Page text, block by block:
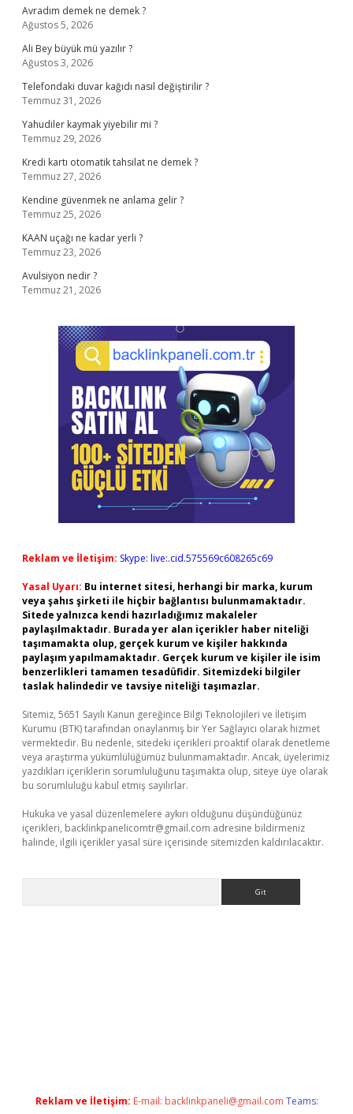
Avradım demek ne demek ?
Ağustos 5, 2026
Ali Bey büyük mü yazılır ?
Ağustos 3, 2026
Telefondaki duvar kağıdı nasıl değiştirilir ?
Temmuz 31, 2026
Yahudiler kaymak yiyebilir mi ?
Temmuz 29, 2026
Kredi kartı otomatik tahsilat ne demek ?
Temmuz 27, 2026
Kendine güvenmek ne anlama gelir ?
Temmuz 25, 2026
KAAN uçağı ne kadar yerli ?
Temmuz 23, 2026
Avulsiyon nedir ?
Temmuz 21, 2026
Reklam ve İletişim: Skype: live:.cid.575569c608265c69
Yasal Uyarı: Bu internet sitesi, herhangi bir marka, kurum
veya şahıs şirketi ile hiçbir bağlantısı bulunmamaktadır.
Sitede yalnızca kendi hazırladığımız makaleler
paylaşılmaktadır. Burada yer alan içerikler haber niteliği
taşımamakta olup, gerçek kurum ve kişiler hakkında
paylaşım yapılmamaktadır. Gerçek kurum ve kişiler ile isim
benzerlikleri tamamen tesadüfidir. Sitemizdeki bilgiler
taslak halindedir ve tavsiye niteliği taşımazlar.
Sitemiz, 5651 Sayılı Kanun gereğince Bilgi Teknolojileri ve İletişim
Kurumu (BTK) tarafından onaylanmış bir Yer Sağlayıcı olarak hizmet
vermektedir. Bu nedenle, sitedeki içerikleri proaktif olarak denetleme
veya araştırma yükümlülüğümüz bulunmamaktadır. Ancak, üyelerimiz
yazdıkları içeriklerin sorumluluğunu taşımakta olup, siteye üye olarak
bu sorumluluğu kabul etmiş sayılırlar.
Hukuka ve yasal düzenlemelere aykırı olduğunu düşündüğünüz
içerikleri, backlinkpanelicomtr@gmail.com adresine bildirmeniz
halinde, ilgili içerikler yasal süre içerisinde sitemizden kaldırılacaktır.
Reklam ve İletişim: E-mail: backlinkpaneli@gmail.com Teams: